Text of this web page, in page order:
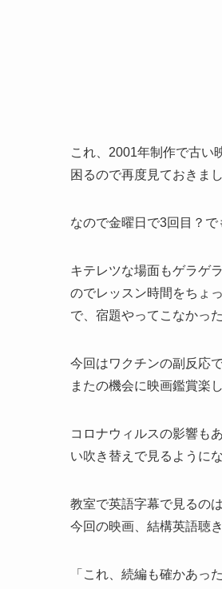
これ、2001年制作で古い
困るので再度見ておきまし
なので金曜日で3回目？
キテレツな場面もゲラゲ
のでレッスン時間をちょ
で、宿題やってこなかっ
今回はワクチンの副反応
またの機会に映画鑑賞楽
コロナウィルスの影響も
い吹き替えで見るように
教室で英語字幕で見るの
今回の映画、結構英語聴
「これ、続編も確かあっ